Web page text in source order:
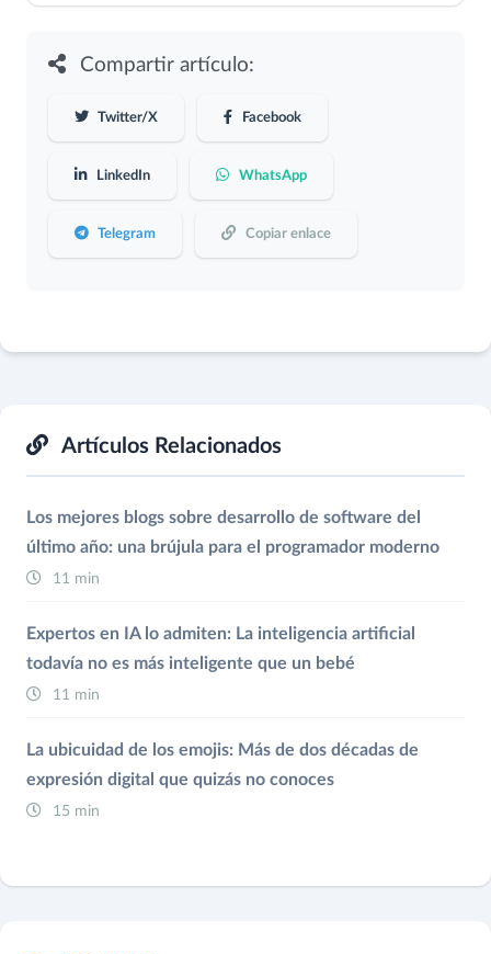
Compartir artículo:
Twitter/X Facebook
LinkedIn WhatsApp
Telegram Copiar enlace
Artículos Relacionados
Los mejores blogs sobre desarrollo de software del
último año: una brújula para el programador moderno
11 min
Expertos en IA lo admiten: La inteligencia artificial
todavía no es más inteligente que un bebé
11 min
La ubicuidad de los emojis: Más de dos décadas de
expresión digital que quizás no conoces
15 min